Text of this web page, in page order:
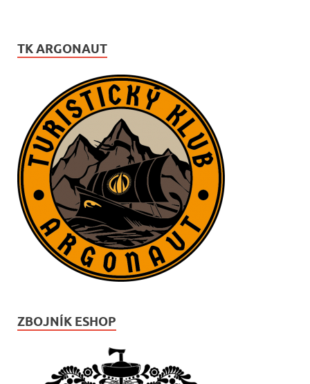
TK ARGONAUT
ZBOJNÍK ESHOP